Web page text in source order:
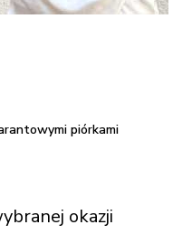
piórkami
okazji